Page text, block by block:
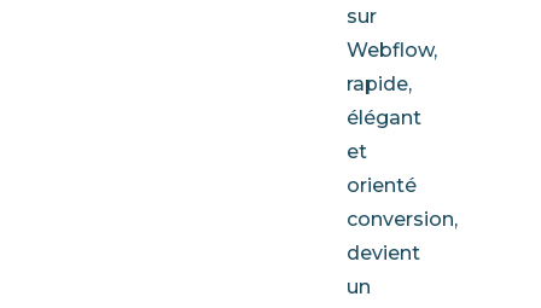
sur
Webflow,
rapide,
élégant
et
orienté
conversion,
devient
un